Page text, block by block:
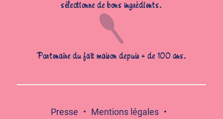
sélectionne de bons ingrédients.
Partenaire du fait maison depuis + de 100 ans.
Presse
Mentions légales